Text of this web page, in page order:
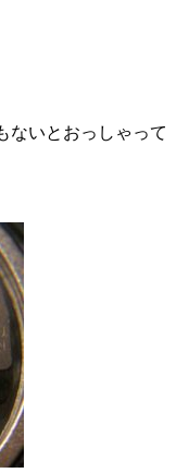
ないとおっしゃって